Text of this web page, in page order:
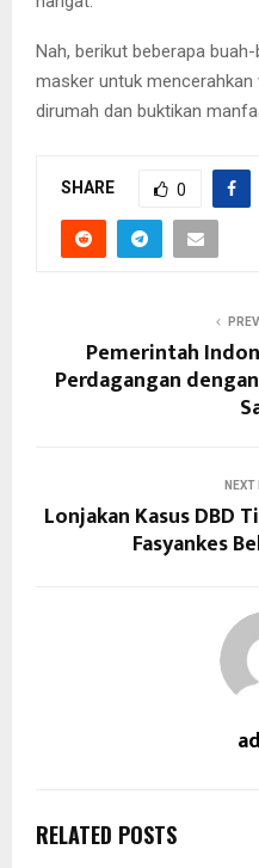
Nah, berikut beberapa
masker untuk
dirumah dan buktikan
SHARE 0
Pemerintah
Perdagangan
Lonjakan Kasus DBD
Fasyankes
RELATED POSTS